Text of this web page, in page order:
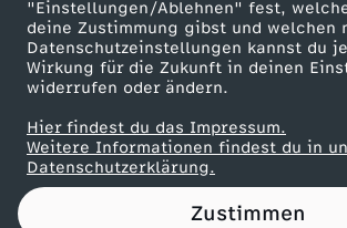
"Einstellungen/Ablehnen" fest,
deine Zustimmung gibst und welchen
Datenschutzeinstellungen kannst du
Wirkung für die Zukunft in deinen
widerrufen oder ändern.
Hier findest du das Impressum.
Weitere Informationen findest du in
Datenschutzerklärung.
Zustimmen
e
c
h
i
Partner